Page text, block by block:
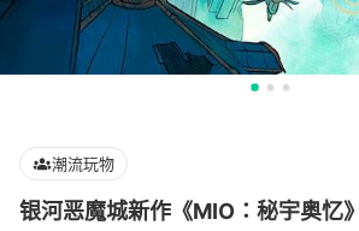
潮流玩物
银河恶魔城新作《MIO：秘宇奥忆